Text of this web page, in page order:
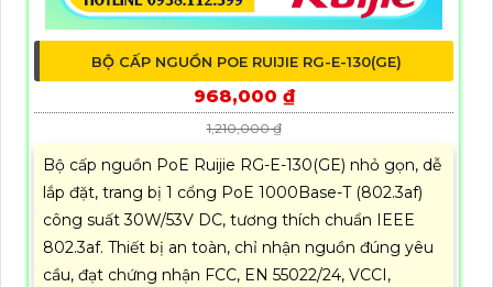
BỘ CẤP NGUỒN POE RUIJIE RG-E-130(GE)
968,000 ₫
1,210,000 ₫
Bộ cấp nguồn PoE Ruijie RG-E-130(GE) nhỏ gọn, dễ
lắp đặt, trang bị 1 cổng PoE 1000Base-T (802.3af)
công suất 30W/53V DC, tương thích chuẩn IEEE
802.3af. Thiết bị an toàn, chỉ nhận nguồn đúng yêu
cầu, đạt chứng nhận FCC, EN 55022/24, VCCI,